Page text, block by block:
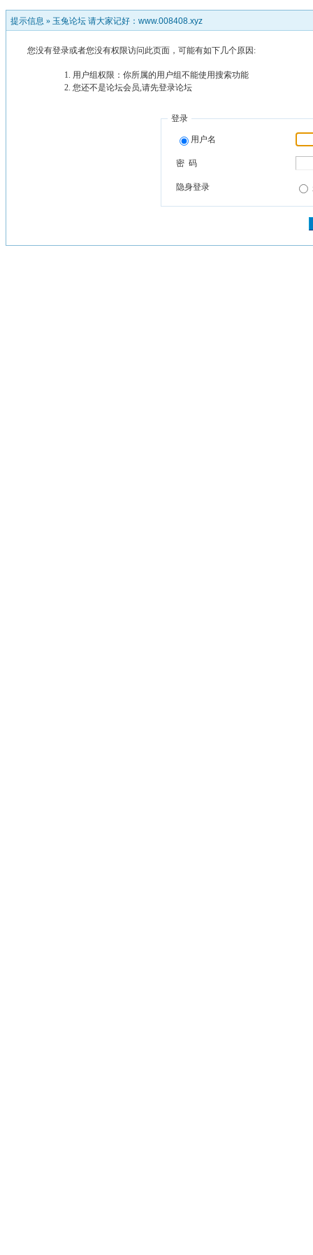
提示信息 » 玉兔论坛 请大家记好：www.008408.xyz
您没有登录或者您没有权限访问此页面，可能有如下几个原因:
用户组权限：你所属的用户组不能使用搜索功能
您还不是论坛会员,请先登录论坛
登录
用户名
密 码
隐身登录